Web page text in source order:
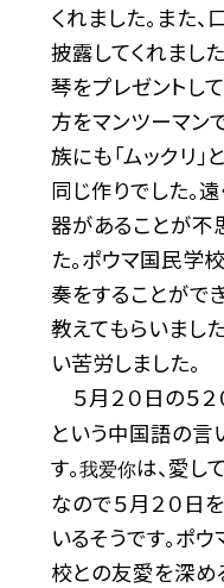
くれました。また
披露してくれまし
琴をプレゼントし
方をマンツーマン
族にも「ムックリ
同じ作りでした。
器があることが不
た。ポウマ国民学
奏をすることがで
教えてもらいまし
い苦労しました。
５月２０日の５
という中国語の言
す。我爱你は、愛し
なので５月２０日
いるそうです。ポ
校との友愛を深め